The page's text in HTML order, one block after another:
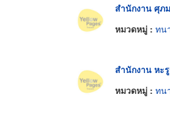
สำนักงาน ศุภ
หมวดหมู่ : ทน
สำนักงาน หะ
หมวดหมู่ : ทน